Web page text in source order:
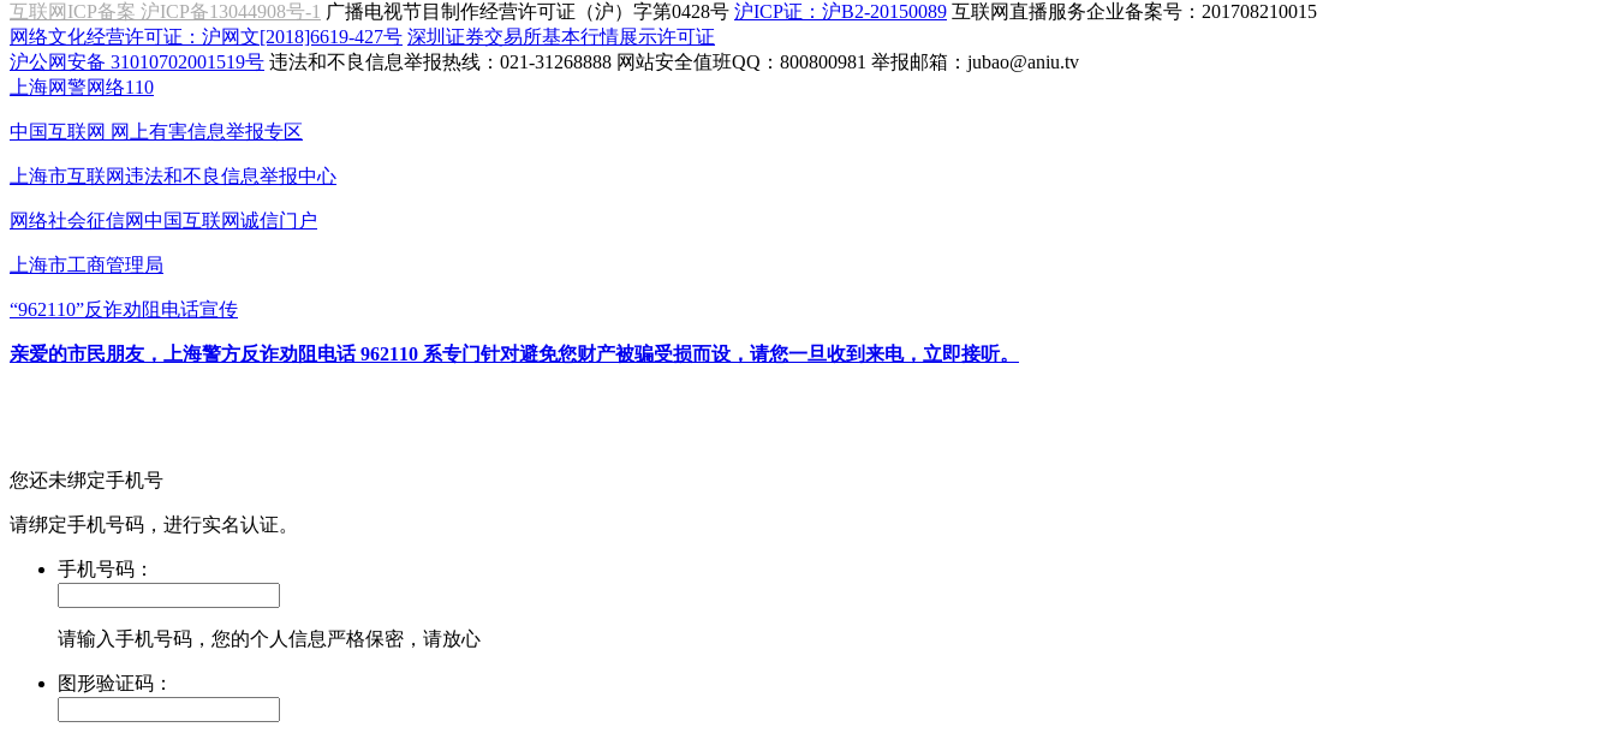
互联网ICP备案 沪ICP备13044908号-1 广播电视节目制作经营许可证（沪）字第0428号 沪ICP证：沪B2-20150089 互联网直播服务企业备案号：201708210015
网络文化经营许可证：沪网文[2018]6619-427号 深圳证券交易所基本行情展示许可证
沪公网安备 31010702001519号 违法和不良信息举报热线：021-31268888 网站安全值班QQ：800800981 举报邮箱： jubao@aniu.tv
上海网警网络110
中国互联网 网上有害信息举报专区
上海市互联网违法和不良信息举报中心
网络社会征信网中国互联网诚信门户
上海市工商管理局
“962110”反诈劝阻电话宣传
亲爱的市民朋友，上海警方反诈劝阻电话 962110 系专门针对避免您财产被骗受损而设，请您一旦收到来电，立即接听。
您还未绑定手机号
请绑定手机号码，进行实名认证。
手机号码：
请输入手机号码，您的个人信息严格保密，请放心
图形验证码：